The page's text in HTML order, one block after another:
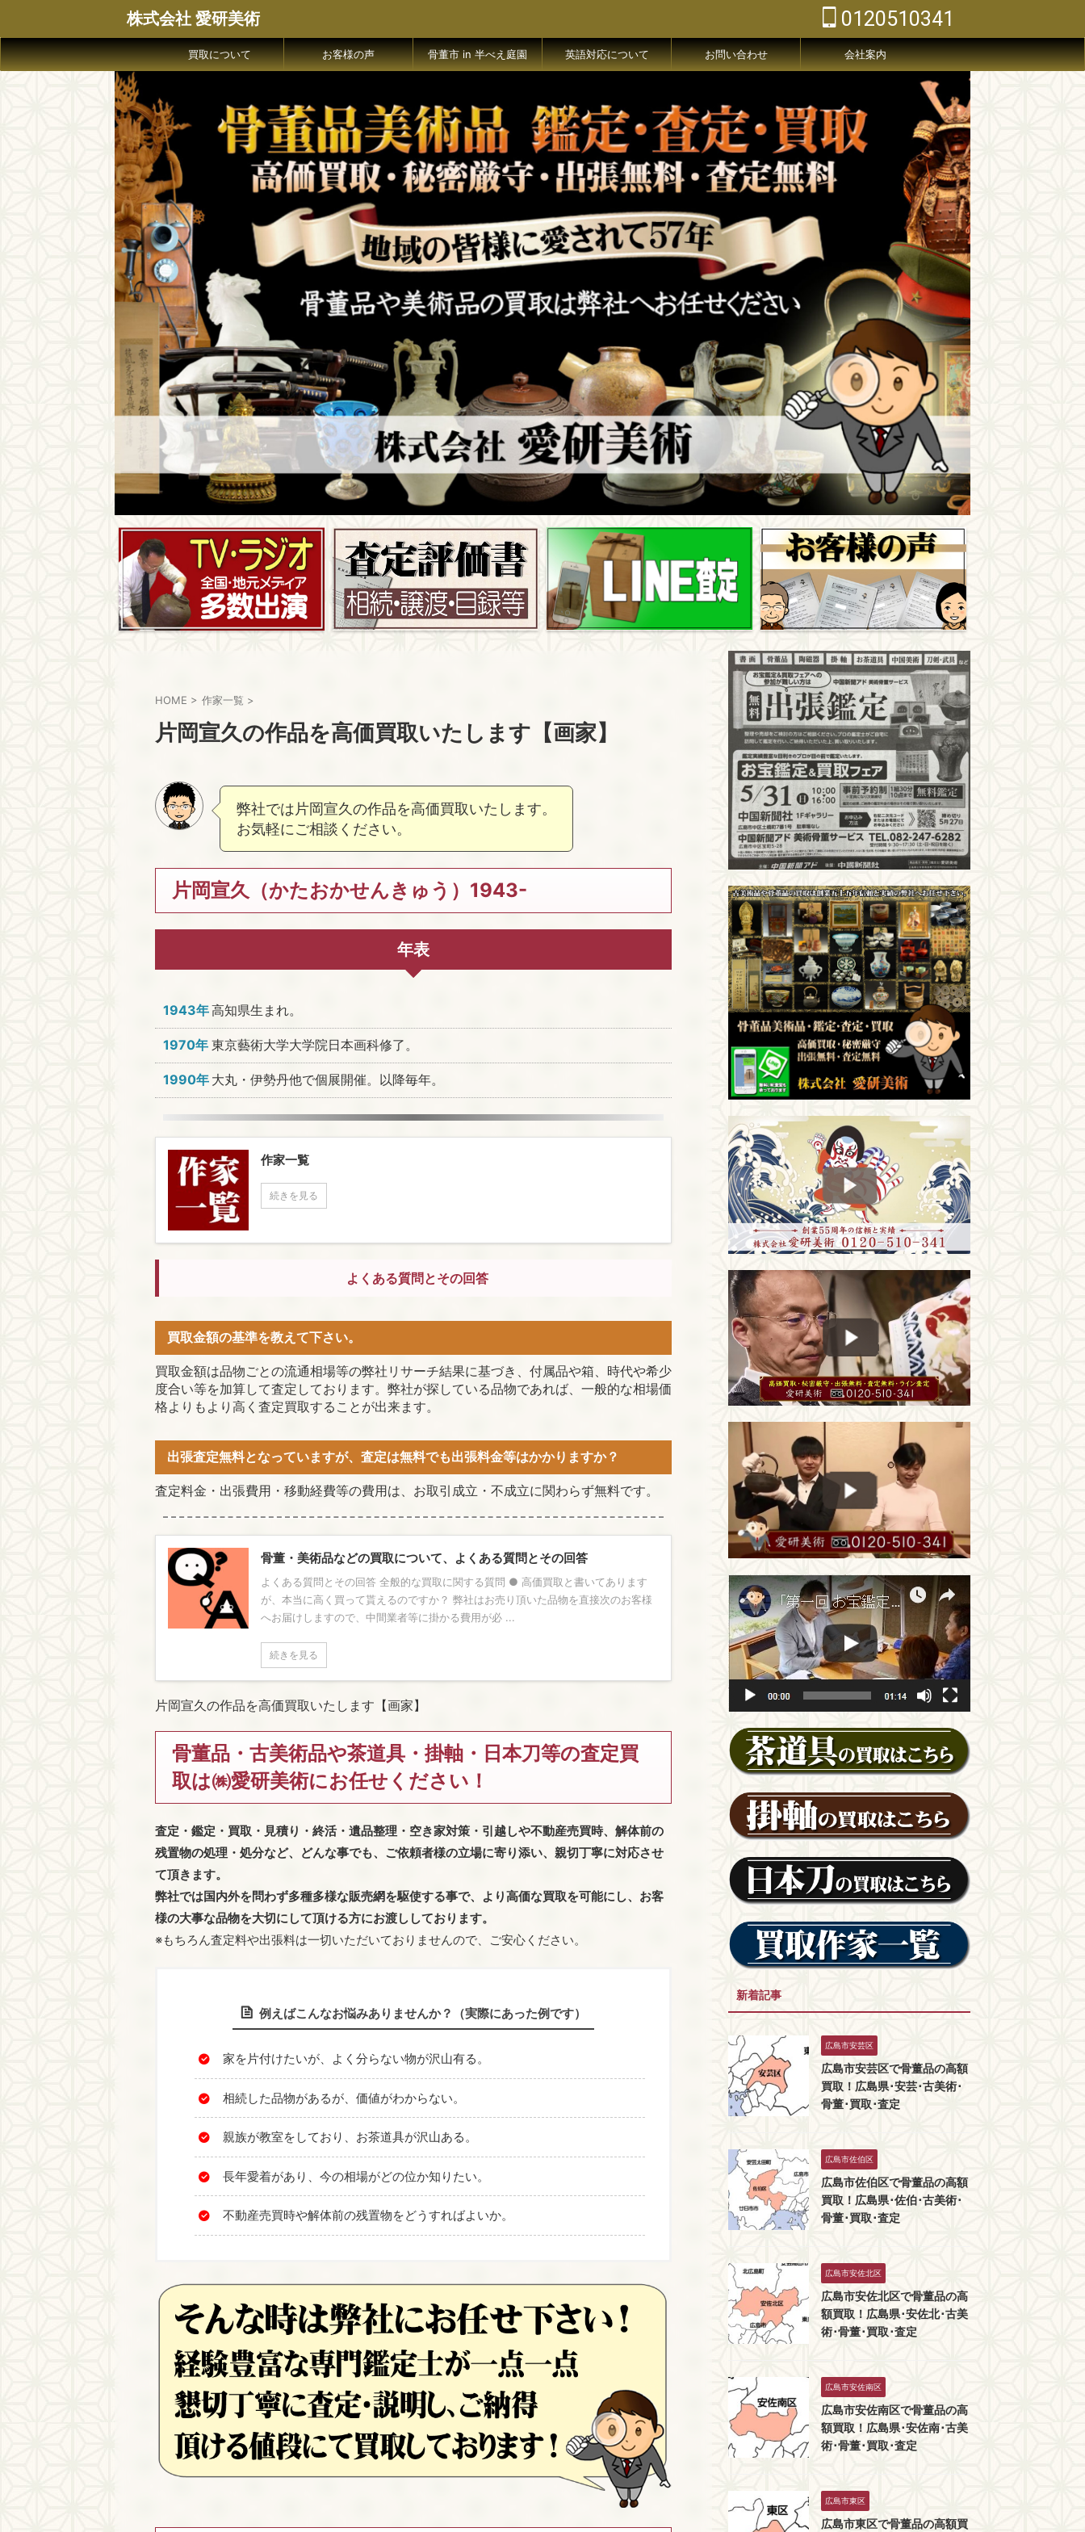
株式会社 愛研美術 0120510341
買取について お客様の声 骨董市 in 半べえ庭園 英語対応について お問い合わせ 会社案内
HOME > 作家一覧 >
片岡宣久の作品を高価買取いたします【画家】
弊社では片岡宣久の作品を高価買取いたします。
お気軽にご相談ください。
片岡宣久（かたおかせんきゅう）1943-
年表
1943年高知県生まれ。
1970年 東京藝術大学大学院日本画科修了。
1990年 大丸・伊勢丹他で個展開催。以降毎年。
作家一覧
続きを見る
よくある質問とその回答
買取金額の基準を教えて下さい。
買取金額は品物ごとの流通相場等の弊社リサーチ結果に基づき、付属品や箱、時代や希少
度合い等を加算して査定しております。弊社が探している品物であれば、一般的な相場価
格よりもより高く査定買取することが出来ます。
出張査定無料となっていますが、査定は無料でも出張料金等はかかりますか？
査定料金・出張費用・移動経費等の費用は、お取引成立・不成立に関わらず無料です。
骨董・美術品などの買取について、よくある質問とその回答
よくある質問とその回答 全般的な買取に関する質問 ● 高価買取と書いてあります
が、本当に高く買って貰えるのですか？ 弊社はお売り頂いた品物を直接次のお客様
へお届けしますので、中間業者等に掛かる費用が必 ...
続きを見る
片岡宣久の作品を高価買取いたします【画家】
骨董品・古美術品や茶道具・掛軸・日本刀等の査定買
取は㈱愛研美術にお任せください！
査定・鑑定・買取・見積り・終活・遺品整理・空き家対策・引越しや不動産売買時、解体前の
残置物の処理・処分など、どんな事でも、 ご依頼者様の立場に寄り添い、親切丁寧に対応させ
て頂きます。
弊社では国内外を問わず多種多様な販売網を駆使する事で、より高価な買取を可能にし、お客
様の大事な品物を大切にして頂ける方にお渡ししております。
※もちろん査定料や出張料は一切いただいておりませんので、ご安心ください。
例えばこんなお悩みありませんか？（実際にあった例です）
家を片付けたいが、よく分らない物が沢山有る。
相続した品物があるが、価値がわからない。
親族が教室をしており、お茶道具が沢山ある。
長年愛着があり、今の相場がどの位か知りたい。
不動産売買時や解体前の残置物をどうすればよいか。
新着記事
広島市安芸区
広島市安芸区で骨董品の高額
買取！広島県･安芸･古美術･
骨董･買取･査定
広島市佐伯区
広島市佐伯区で骨董品の高額
買取！広島県･佐伯･古美術･
骨董･買取･査定
広島市安佐北区
広島市安佐北区で骨董品の高
額買取！広島県･安佐北･古美
術･骨董･買取･査定
広島市安佐南区
広島市安佐南区で骨董品の高
額買取！広島県･安佐南･古美
術･骨董･買取･査定
広島市東区
広島市東区で骨董品の高額買